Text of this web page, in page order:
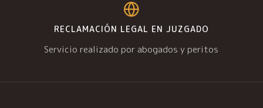
RECLAMACIÓN LEGAL EN JUZGADO
Servicio realizado por abogados y peritos